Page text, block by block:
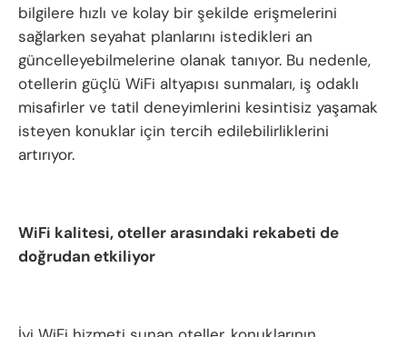
bilgilere hızlı ve kolay bir şekilde erişmelerini
sağlarken seyahat planlarını istedikleri an
güncelleyebilmelerine olanak tanıyor. Bu nedenle,
otellerin güçlü WiFi altyapısı sunmaları, iş odaklı
misafirler ve tatil deneyimlerini kesintisiz yaşamak
isteyen konuklar için tercih edilebilirliklerini
artırıyor.
WiFi kalitesi, oteller arasındaki rekabeti de
doğrudan etkiliyor